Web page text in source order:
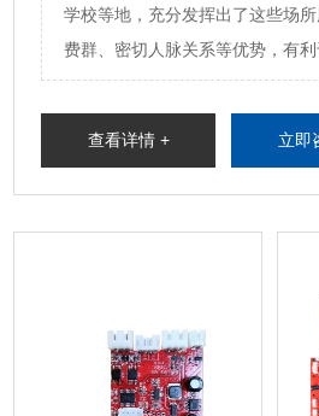
学校等地，充分发挥出了这些场
费群、密切人脉关系等优势，有利
查看详情 + 立即